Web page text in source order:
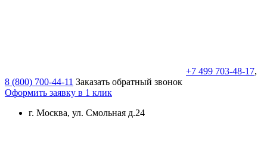
+7 499 703-48-17,
8 (800) 700-44-11 Заказать обратный звонок
Оформить заявку в 1 клик
г. Москва, ул. Смольная д.24